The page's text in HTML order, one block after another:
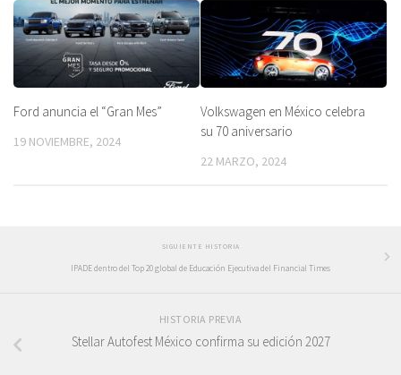
Ford anuncia el “Gran Mes”
19 NOVIEMBRE, 2024
Volkswagen en México celebra
su 70 aniversario
22 MARZO, 2024
SIGUIENTE HISTORIA
IPADE dentro del Top 20 global de Educación Ejecutiva del Financial Times
HISTORIA PREVIA
Stellar Autofest México confirma su edición 2027